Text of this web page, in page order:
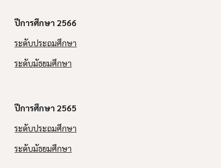
ปีการศึกษา 2566
ระดับประถมศึกษา
ระดับมัธยมศึกษา
ปีการศึกษา 2565
ระดับประถมศึกษา
ระดับมัธยมศึกษา